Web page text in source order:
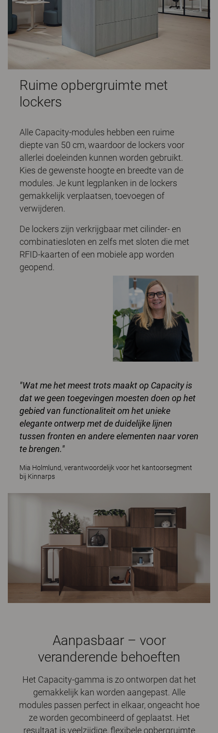
Ruime opbergruimte met
lockers
Alle Capacity-modules hebben een ruime
diepte van 50 cm, waardoor de lockers voor
allerlei doeleinden kunnen worden gebruikt.
Kies de gewenste hoogte en breedte van de
modules. Je kunt legplanken in de lockers
gemakkelijk verplaatsen, toevoegen of
verwijderen.
De lockers zijn verkrijgbaar met cilinder- en
combinatiesloten en zelfs met sloten die met
RFID-kaarten of een mobiele app worden
geopend.
"Wat me het meest trots maakt op Capacity is
dat we geen toegevingen moesten doen op het
gebied van functionaliteit om het unieke
elegante ontwerp met de duidelijke lijnen
tussen fronten en andere elementen naar voren
te brengen."
Mia Holmlund, verantwoordelijk voor het kantoorsegment
bij Kinnarps
Aanpasbaar – voor
veranderende behoeften
Het Capacity-gamma is zo ontworpen dat het
gemakkelijk kan worden aangepast. Alle
modules passen perfect in elkaar, ongeacht hoe
ze worden gecombineerd of geplaatst. Het
resultaat is veelzijdige, flexibele opbergruimte